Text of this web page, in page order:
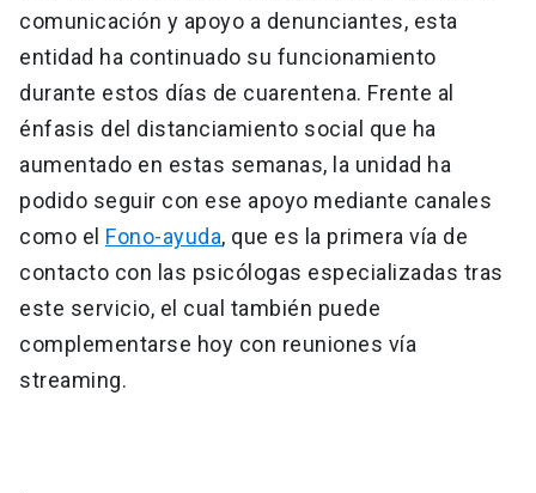
comunicación y apoyo a denunciantes, esta
entidad ha continuado su funcionamiento
durante estos días de cuarentena. Frente al
énfasis del distanciamiento social que ha
aumentado en estas semanas, la unidad ha
podido seguir con ese apoyo mediante canales
como el Fono-ayuda, que es la primera vía de
contacto con las psicólogas especializadas tras
este servicio, el cual también puede
complementarse hoy con reuniones vía
streaming.